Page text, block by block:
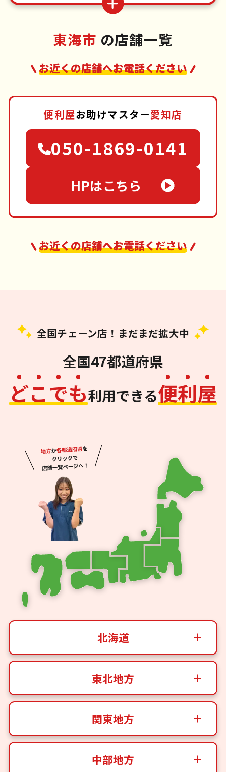
東海市 の店舗一覧
お近くの店舗へお電話ください
便利屋お助けマスター愛知店
050-1869-0141
HPはこちら
お近くの店舗へお電話ください
全国チェーン店！まだまだ拡大中
全国47都道府県
どこでも利用できる便利屋
北海道
東北地方
関東地方
中部地方